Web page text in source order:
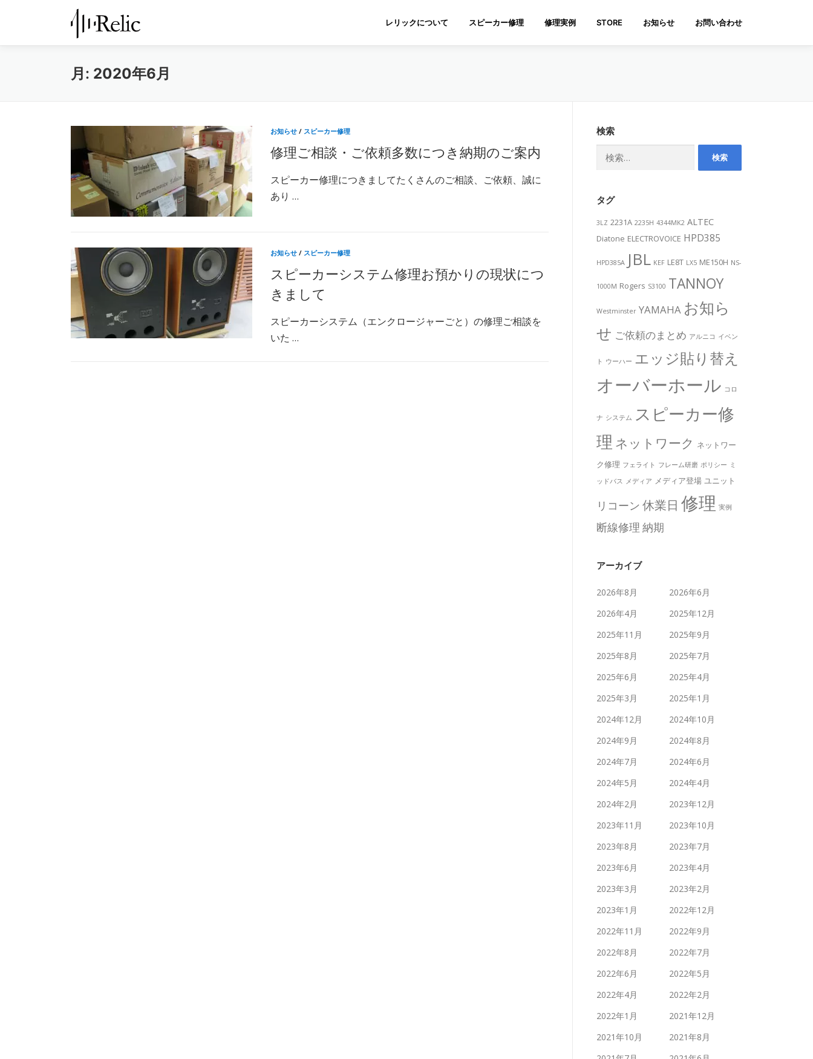
レリックについて スピーカー修理 修理実例 STORE お知らせ お問い合わせ
月: 2020年6月
お知らせ / スピーカー修理
修理ご相談・ご依頼多数につき納期のご案内
スピーカー修理につきましてたくさんのご相談、ご依頼、誠に
あり …
お知らせ / スピーカー修理
スピーカーシステム修理お預かりの現状につ
きまして
スピーカーシステム（エンクロージャーごと）の修理ご相談を
いた …
検索
タグ
3LZ 2231A 2235H 4344MK2 ALTEC
Diatone ELECTROVOICE HPD385
HPD385A JBL KEF LE8T LX5 ME150H NS-
1000M Rogers S3100 TANNOY
Westminster YAMAHA お知ら
せ ご依頼のまとめ アルニコ イベン
ト ウーハー エッジ貼り替え
オーバーホール コロ
ナ システム スピーカー修
理 ネットワーク ネットワー
ク修理 フェライト フレーム研磨 ポリシー ミ
ッドバス メディア メディア登場 ユニット
リコーン 休業日 修理 実例
断線修理 納期
アーカイブ
2026年8月
2026年6月
2026年4月
2025年12月
2025年11月
2025年9月
2025年8月
2025年7月
2025年6月
2025年4月
2025年3月
2025年1月
2024年12月
2024年10月
2024年9月
2024年8月
2024年7月
2024年6月
2024年5月
2024年4月
2024年2月
2023年12月
2023年11月
2023年10月
2023年8月
2023年7月
2023年6月
2023年4月
2023年3月
2023年2月
2023年1月
2022年12月
2022年11月
2022年9月
2022年8月
2022年7月
2022年6月
2022年5月
2022年4月
2022年2月
2022年1月
2021年12月
2021年10月
2021年8月